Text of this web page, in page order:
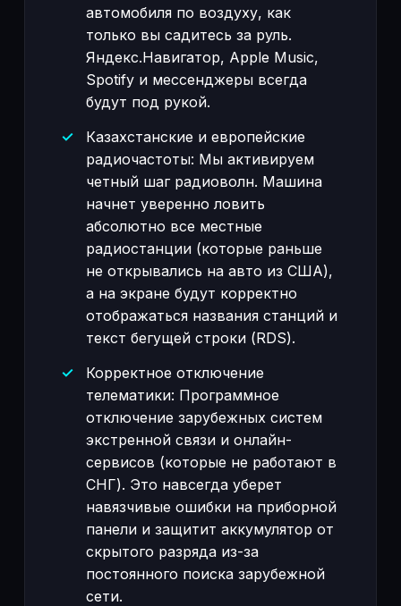
автомобиля по воздуху, как
только вы садитесь за руль.
Яндекс.Навигатор, Apple Music,
Spotify и мессенджеры всегда
будут под рукой.
Казахстанские и европейские
радиочастоты: Мы активируем
четный шаг радиоволн. Машина
начнет уверенно ловить
абсолютно все местные
радиостанции (которые раньше
не открывались на авто из США),
а на экране будут корректно
отображаться названия станций и
текст бегущей строки (RDS).
Корректное отключение
телематики: Программное
отключение зарубежных систем
экстренной связи и онлайн-
сервисов (которые не работают в
СНГ). Это навсегда уберет
навязчивые ошибки на приборной
панели и защитит аккумулятор от
скрытого разряда из-за
постоянного поиска зарубежной
сети.